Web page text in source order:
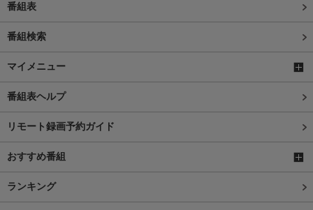
番組表
番組検索
マイメニュー
番組表ヘルプ
リモート録画予約ガイド
おすすめ番組
ランキング